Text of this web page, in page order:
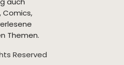
Comics,
Themen.
Reserved